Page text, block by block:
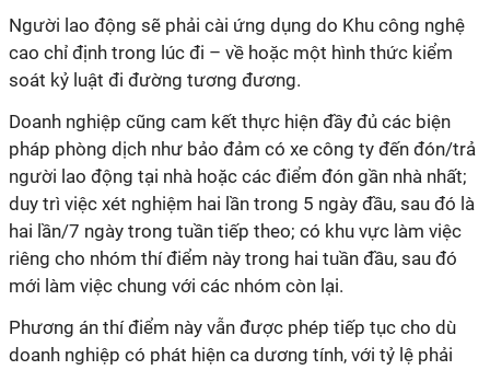
Người lao động sẽ phải cài ứng dụng do Khu công nghệ
cao chỉ định trong lúc đi – về hoặc một hình thức kiểm
soát kỷ luật đi đường tương đương.
Doanh nghiệp cũng cam kết thực hiện đầy đủ các biện
pháp phòng dịch như bảo đảm có xe công ty đến đón/trả
người lao động tại nhà hoặc các điểm đón gần nhà nhất;
duy trì việc xét nghiệm hai lần trong 5 ngày đầu, sau đó là
hai lần/7 ngày trong tuần tiếp theo; có khu vực làm việc
riêng cho nhóm thí điểm này trong hai tuần đầu, sau đó
mới làm việc chung với các nhóm còn lại.
Phương án thí điểm này vẫn được phép tiếp tục cho dù
doanh nghiệp có phát hiện ca dương tính, với tỷ lệ phải